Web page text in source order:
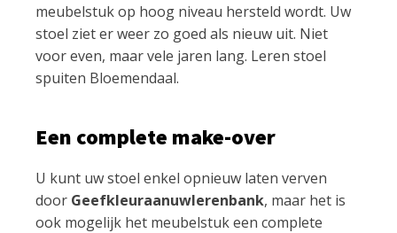
meubelstuk op hoog niveau hersteld wordt. Uw
stoel ziet er weer zo goed als nieuw uit. Niet
voor even, maar vele jaren lang. Leren stoel
spuiten Bloemendaal.
Een complete make-over
U kunt uw stoel enkel opnieuw laten verven
door Geefkleuraanuwlerenbank, maar het is
ook mogelijk het meubelstuk een complete